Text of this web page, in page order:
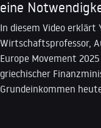
eine
In diesem Video erklärt
Wirtschaftsprofessor,
Europe Movement
griechischer
Grundeinkommen